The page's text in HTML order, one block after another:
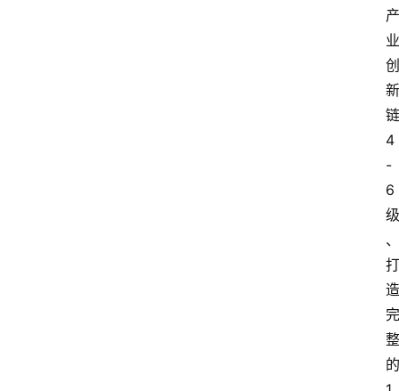
产
业
创
新
链
4
-
6
级
、
打
造
完
整
的